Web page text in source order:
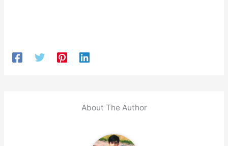
About The Author